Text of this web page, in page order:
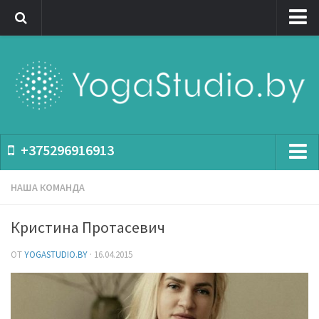
Территория йоги
О нас
Семинары
Расписание
Цены
+375296916913
Расписание
Цены
Для начинающих
НАША КОМАНДА
Кристина Протасевич
ОТYOGASTUDIO.BY · 16.04.2015